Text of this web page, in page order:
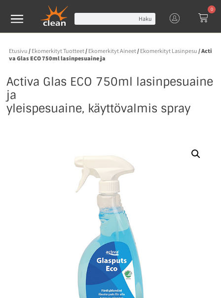
Haku
0
Etusivu / Ekomerkityt Tuotteet/ Ekomerkityt Aineet/ Ekomerkityt Lasinpesu / Acti
va Glas ECO 750ml lasinpesuaine ja
Activa Glas ECO 750ml lasinpesuaine
ja
yleispesuaine, käyttövalmis spray